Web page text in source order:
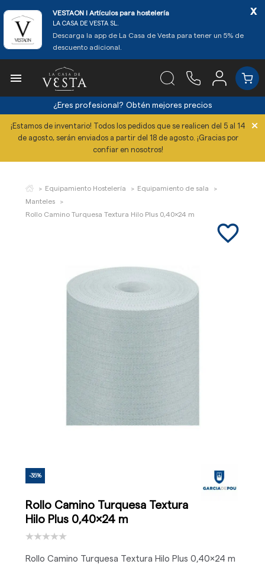
VESTAON l Artículos para hostelería
LA CASA DE VESTA SL.
Descarga la app de La Casa de Vesta para tener un 5% de
descuento adicional.
x

¿Eres profesional? Obtén mejores precios
¡Estamos de inventario! Todos los pedidos que se realicen del 5 al 14
de agosto, serán enviados a partir del 18 de agosto. ¡Gracias por
confiar en nosotros!
×
Equipamiento Hostelería
Equipamiento de sala
Manteles
Rollo Camino Turquesa Textura Hilo Plus 0,40x24 m
favorite_border
-35%
Rollo Camino Turquesa Textura
Hilo Plus 0,40x24 m
Rollo Camino Turquesa Textura Hilo Plus 0,40x24 m